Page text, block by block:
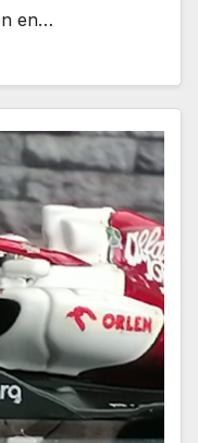
en…